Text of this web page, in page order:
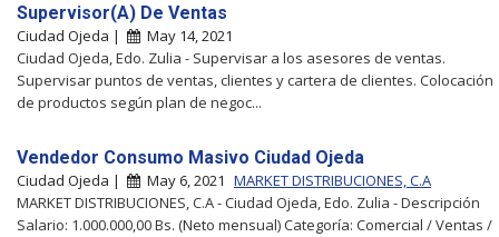
Supervisor(A) De Ventas
Ciudad Ojeda |
May 14, 2021
Ciudad Ojeda, Edo. Zulia - Supervisar a los asesores de ventas.
Supervisar puntos de ventas, clientes y cartera de clientes. Colocación
de productos según plan de negoc...
Vendedor Consumo Masivo Ciudad Ojeda
Ciudad Ojeda | May 6, 2021 MARKET DISTRIBUCIONES, C.A
MARKET DISTRIBUCIONES, C.A - Ciudad Ojeda, Edo. Zulia - Descripción
Salario: 1.000.000,00 Bs. (Neto mensual) Categoría: Comercial / Ventas /